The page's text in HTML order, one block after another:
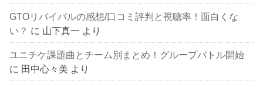
GTOリバイバルの感想/口コミ評判と視聴率！面白くな
い？ に 山下真一 より
ユニチケ課題曲とチーム別まとめ！グループバトル開始
に 田中心々美 より